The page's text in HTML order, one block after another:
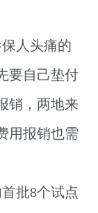
人头痛的
要自己垫付
销，两地来
用报销也需
批8个试点